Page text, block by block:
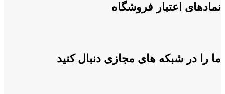
نمادهای اعتبار فروشگاه
ما را در شبکه های مجازی دنبال کنید